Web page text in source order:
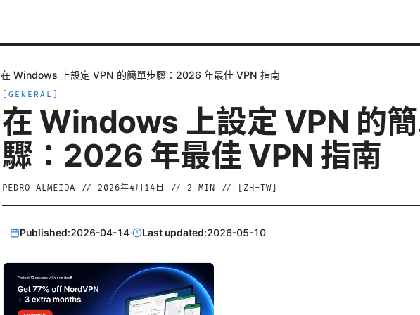
在 Windows 上設定 VPN 的簡單步驟：2026 年最佳 VPN 指南
GENERAL
在 Windows 上設定 VPN 的
驟：2026 年最佳 VPN 指南
PEDRO ALMEIDA // 2026年4月14日 // 2 MIN // [ ZH-TW
Published:2026-04-14· Last updated:2026-05-10